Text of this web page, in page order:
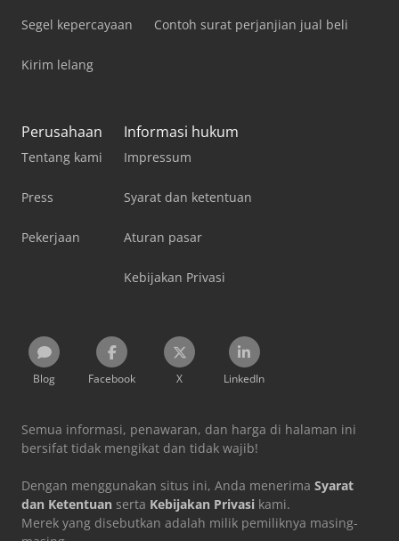
Segel kepercayaan
Kirim lelang
Contoh surat perjanjian jual beli
Perusahaan
Tentang kami
Press
Pekerjaan
Informasi hukum
Impressum
Syarat dan ketentuan
Aturan pasar
Kebijakan Privasi
Blog Facebook X LinkedIn
Semua informasi, penawaran, dan harga di halaman ini
bersifat tidak mengikat dan tidak wajib!
Dengan menggunakan situs ini, Anda menerima Syarat
dan Ketentuan serta Kebijakan Privasi kami.
Merek yang disebutkan adalah milik pemiliknya masing-